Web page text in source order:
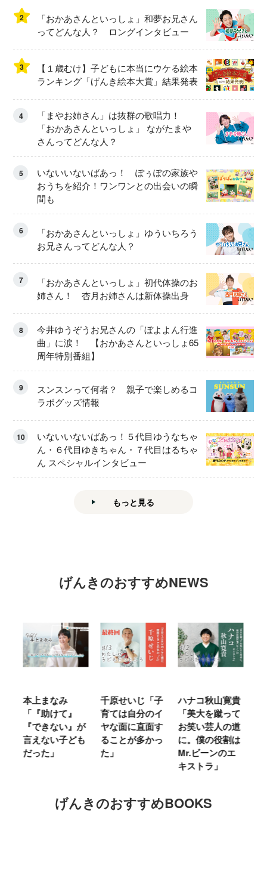
2
「おかあさんといっしょ」和夢お兄さん
ってどんな人？ ロングインタビュー
3
【１歳むけ】子どもに本当にウケる絵本
ランキング「げんき絵本大賞」結果発表
4
「まやお姉さん」は抜群の歌唱力！
「おかあさんといっしょ」 ながたまや
さんってどんな人？
5
いないいないばあっ！ ぽぅぽの家族や
おうちを紹介！ワンワンとの出会いの瞬
間も
6
「おかあさんといっしょ」ゆういちろう
お兄さんってどんな人？
7
「おかあさんといっしょ」初代体操のお
姉さん！ 杏月お姉さんは新体操出身
8
今井ゆうぞうお兄さんの「ぼよよん行進
曲」に涙！ 【おかあさんといっしょ65
周年特別番組】
9
スンスンって何者？ 親子で楽しめるコ
ラボグッズ情報
10
いないいないばあっ！５代目ゆうなちゃ
ん・６代目ゆきちゃん・７代目はるちゃ
ん スペシャルインタビュー
もっと見る
げんきのおすすめNEWS
本上まなみ
「『助けて』
『できない』が
言えない子ども
だった」
千原せいじ「子
育ては自分のイ
ヤな面に直面す
ることが多かっ
た」
ハナコ秋山寛貴
「美大を蹴って
お笑い芸人の道
に。僕の役割は
Mr.ビーンのエ
キストラ」
げんきのおすすめBOOKS